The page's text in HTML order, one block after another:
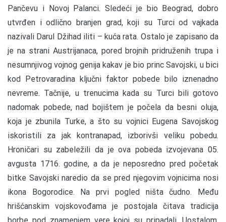
Pančevu i Novoj Palanci. Sledeći je bio Beograd, dobro
utvrđen i odlično branjen grad, koji su Turci od vajkada
nazivali Darul Džihad iliti – kuća rata. Ostalo je zapisano da
je na strani Austrijanaca, pored brojnih pridruženih trupa i
nesumnjivog vojnog genija kakav je bio princ Savojski, u bici
kod Petrovaradina ključni faktor pobede bilo iznenadno
nevreme. Tačnije, u trenucima kada su Turci bili gotovo
nadomak pobede, nad bojištem je počela da besni oluja,
koja je zbunila Turke, a što su vojnici Eugena Savojskog
iskoristili za jak kontranapad, izborivši veliku pobedu.
Hroničari su zabeležili da je ova pobeda izvojevana 05.
avgusta 1716. godine, a da je neposredno pred početak
bitke Savojski naredio da se pred njegovim vojnicima nosi
ikona Bogorodice. Na prvi pogled ništa čudno. Među
hrišćanskim vojskovođama je postojala čitava tradicija
borbe pod znamenjem vere kojoj su pripadali. Uostalom,